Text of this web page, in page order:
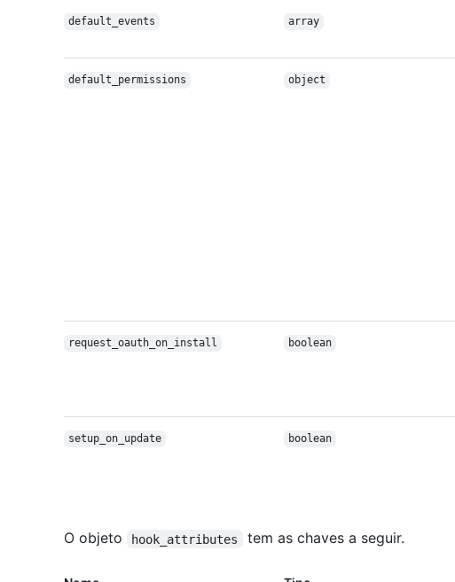
default_events array
default_permissions object
request_oauth_ on_install boolean
setup_on_update boolean
O objeto hook_attributes tem as chaves a seguir.